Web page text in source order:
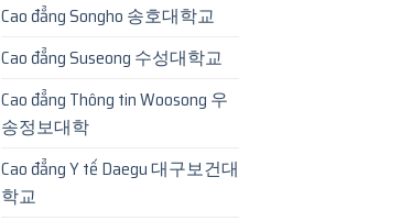
Cao đẳng Songho 송호대학교
Cao đẳng Suseong 수성대학교
Cao đẳng Thông tin Woosong 우
송정보대학
Cao đẳng Y tế Daegu 대구보건대
학교